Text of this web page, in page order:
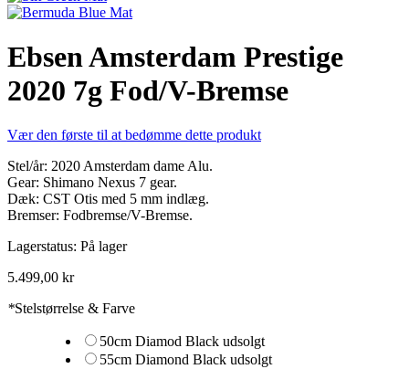
Ebsen Amsterdam Prestige
2020 7g Fod/V-Bremse
Vær den første til at bedømme dette produkt
Stel/år: 2020 Amsterdam dame Alu.
Gear: Shimano Nexus 7 gear.
Dæk: CST Otis med 5 mm indlæg.
Bremser: Fodbremse/V-Bremse.
Lagerstatus: På lager
5.499,00 kr
*Stelstørrelse & Farve
50cm Diamod Black udsolgt
55cm Diamond Black udsolgt